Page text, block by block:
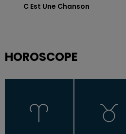
C Est Une Chanson
HOROSCOPE